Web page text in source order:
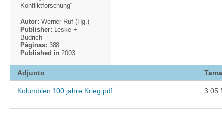
Konfliktforschung“
Autor: Werner Ruf (Hg.)
Publisher: Leske +
Budrich
Páginas: 388
Published in 2003
Adjunto
Kolumbien 100 jahre Krieg.pdf 3.05